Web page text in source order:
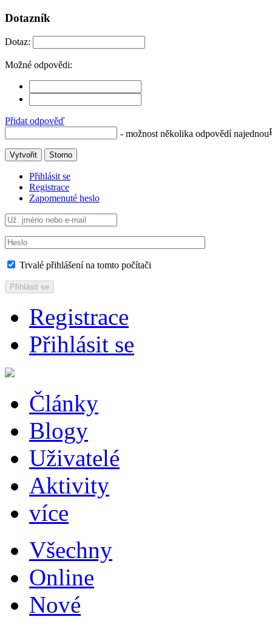
Dotazník
Dotaz:
Možné odpovědi:
Přidat odpověď
- možnost několika odpovědí najednou
Vytvořit Storno
Přihlásit se
Registrace
Zapomenuté heslo
Trvalé přihlášení na tomto počítači
Přihlásit se
Registrace
Přihlásit se
Články
Blogy
Uživatelé
Aktivity
více
Všechny
Online
Nové